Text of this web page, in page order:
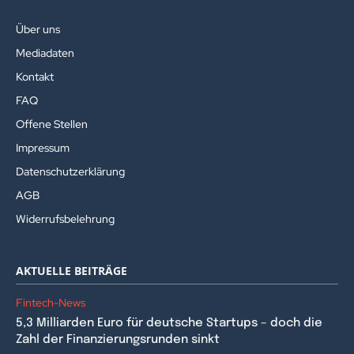
Über uns
Mediadaten
Kontakt
FAQ
Offene Stellen
Impressum
Datenschutzerklärung
AGB
Widerrufsbelehrung
AKTUELLE BEITRÄGE
Fintech-News
5,3 Milliarden Euro für deutsche Startups – doch die
Zahl der Finanzierungsrunden sinkt